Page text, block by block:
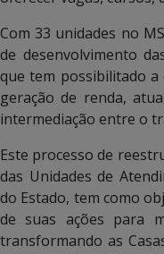
Com 33 unidades no
de desenvolvimento
que tem possibilitado
geração de renda,
intermediação entre o
Este processo de
das Unidades de
do Estado, tem como
de suas ações para
transformando as